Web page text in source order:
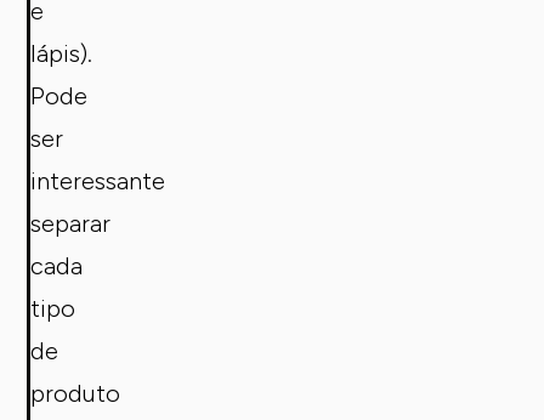
e
lápis).
Pode
ser
interessante
separar
cada
tipo
de
produto